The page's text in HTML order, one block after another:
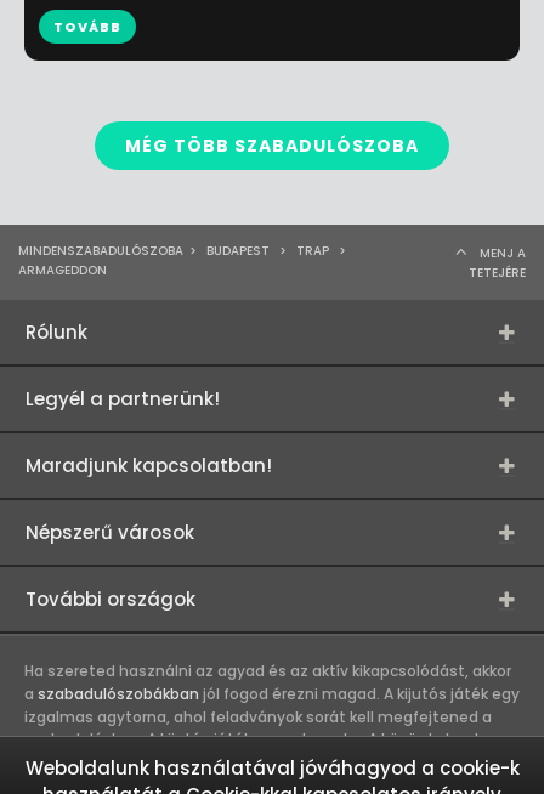
TOVÁBB
MÉG TÖBB SZABADULÓSZOBA
MINDENSZABADULÓSZOBA > BUDAPEST > TRAP >
ARMAGEDDON
MENJ A
TETEJÉRE
Rólunk
Legyél a partnerünk!
Maradjunk kapcsolatban!
Népszerű városok
További országok
Ha szereted használni az agyad és az aktív kikapcsolódást, akkor
a szabadulószobákban jól fogod érezni magad. A kijutós játék egy
izgalmas agytorna, ahol feladványok sorát kell megfejtened a
szabaduláshoz. A kijutós játék csapatmunka. A közös kaland
erősíti a játékosok közötti kapcsolatot, így összehozza a
munkahelyi és baráti társaságokat. A szabadulószobák olyan
Weboldalunk használatával jóváhagyod a cookie-k